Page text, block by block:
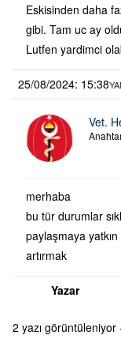
Eskisinden daha
gibi. Tam uc ay
Lutfen yardimci
25/08/2024: 15:38
Vet.
merhaba
bu tür durumlar
paylaşmaya
artırmak
Yazar
2 yazı